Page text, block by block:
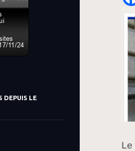
Le
DEPUIS LE